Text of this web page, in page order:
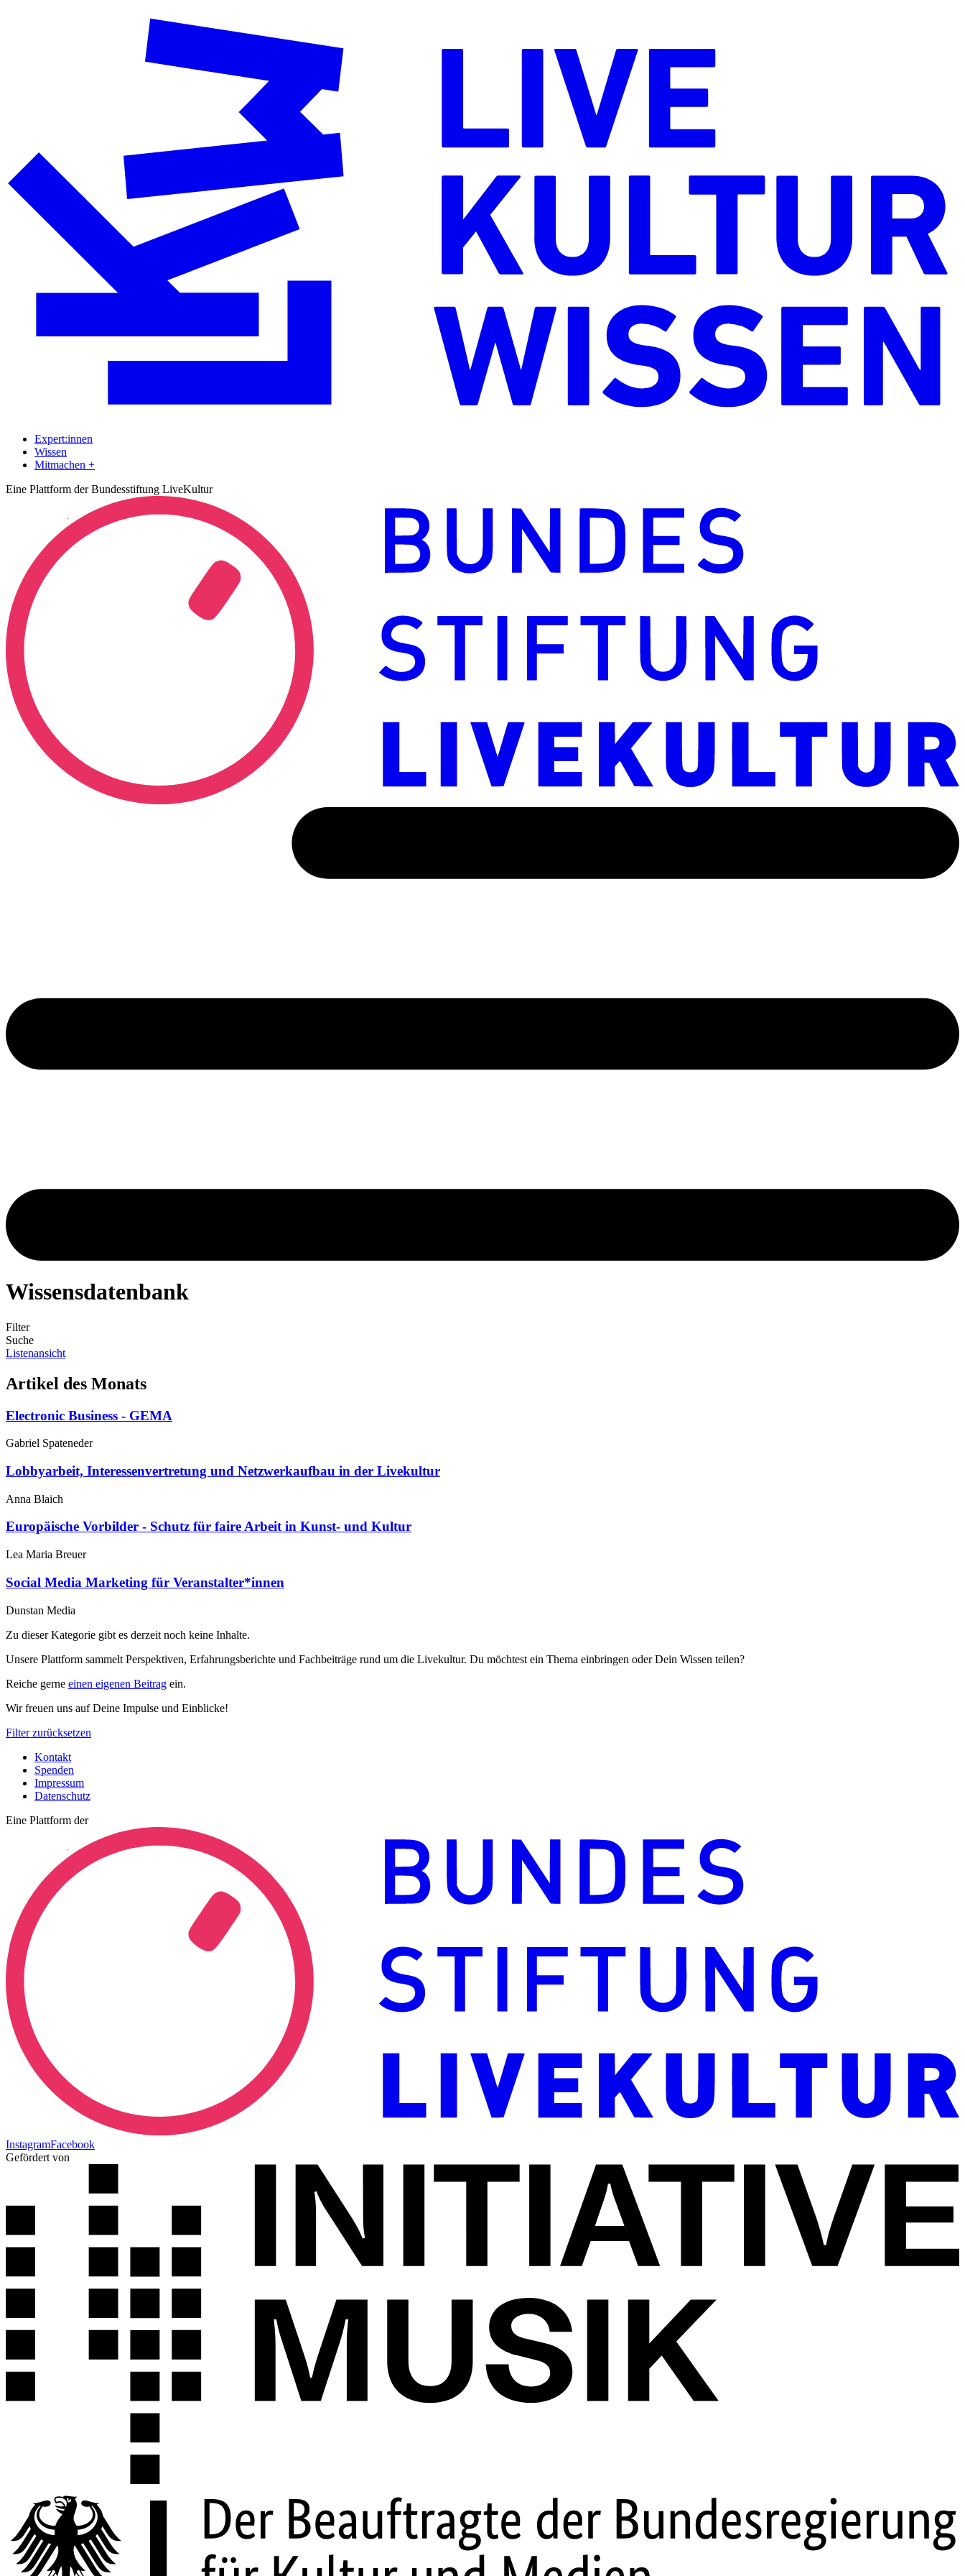
Expert:innen
Wissen
Mitmachen +
Eine Plattform der Bundesstiftung LiveKultur
Wissensdatenbank
Filter
Suche
Listenansicht
Artikel des Monats
Electronic Business - GEMA
Gabriel Spateneder
Lobbyarbeit, Interessenvertretung und Netzwerkaufbau in der Livekultur
Anna Blaich
Europäische Vorbilder - Schutz für faire Arbeit in Kunst- und Kultur
Lea Maria Breuer
Social Media Marketing für Veranstalter*innen
Dunstan Media
Zu dieser Kategorie gibt es derzeit noch keine Inhalte.
Unsere Plattform sammelt Perspektiven, Erfahrungsberichte und Fachbeiträge rund um die Livekultur. Du möchtest ein Thema einbringen oder Dein Wissen teilen?
Reiche gerne einen eigenen Beitrag ein.
Wir freuen uns auf Deine Impulse und Einblicke!
Filter zurücksetzen
Kontakt
Spenden
Impressum
Datenschutz
Eine Plattform der
InstagramFacebook
Gefördert von